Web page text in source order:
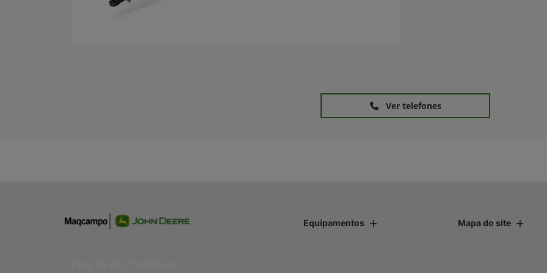
Ver telefones
Equipamentos Mapa do site